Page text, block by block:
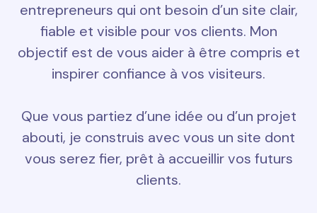
entrepreneurs qui ont besoin d’un site clair,
fiable et visible pour vos clients. Mon
objectif est de vous aider à être compris et
inspirer confiance à vos visiteurs.
Que vous partiez d’une idée ou d’un projet
abouti, je construis avec vous un site dont
vous serez fier, prêt à accueillir vos futurs
clients.